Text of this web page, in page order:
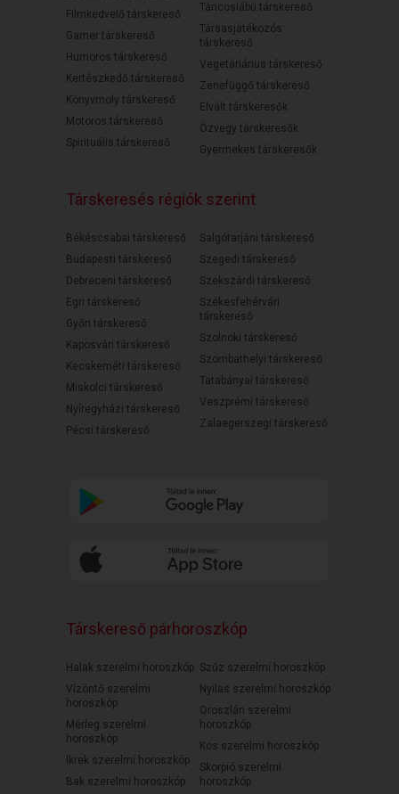
Filmkedvelő társkereső
Gamer társkereső
Humoros társkereső
Kertészkedő társkereső
Könyvmoly társkereső
Motoros társkereső
Spirituális társkereső
Táncoslábú társkereső
Társasjátékozós
társkereső
Vegetáriánus társkereső
Zenefüggő társkereső
Elvált társkeresők
Özvegy társkeresők
Gyermekes társkeresők
Társkeresés régiók szerint
Békéscsabai társkereső
Budapesti társkereső
Debreceni társkereső
Egri társkereső
Győri társkereső
Kaposvári társkereső
Kecskeméti társkereső
Miskolci társkereső
Nyíregyházi társkereső
Pécsi társkereső
Salgótarjáni társkereső
Szegedi társkereső
Szekszárdi társkereső
Székesfehérvári
társkereső
Szolnoki társkereső
Szombathelyi társkereső
Tatabányai társkereső
Veszprémi társkereső
Zalaegerszegi társkereső
Társkereső párhoroszkóp
Halak szerelmi horoszkóp
Vízöntő szerelmi
horoszkóp
Mérleg szerelmi
horoszkóp
Ikrek szerelmi horoszkóp
Bak szerelmi horoszkóp
Szűz szerelmi horoszkóp
Nyilas szerelmi horoszkóp
Oroszlán szerelmi
horoszkóp
Kos szerelmi horoszkóp
Skorpió szerelmi
horoszkóp